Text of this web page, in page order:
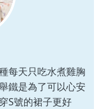
每天只吃水煮雞胸
鐵是為了可以心安
S號的裙子更好